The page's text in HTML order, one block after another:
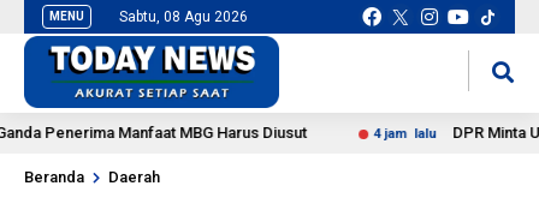
MENU Sabtu, 08 Agu 2026
Manfaat MBG Harus Diusut 4 jam lalu DPR Minta Usut
Beranda Daerah